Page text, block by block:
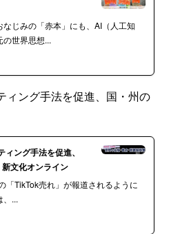
じみの「赤本」にも、AI（人工知
世界思想...
ィング手法を促進、国・州の
ング手法を促進、
文化オンライン
「TikTok売れ」が報道されるように
、...